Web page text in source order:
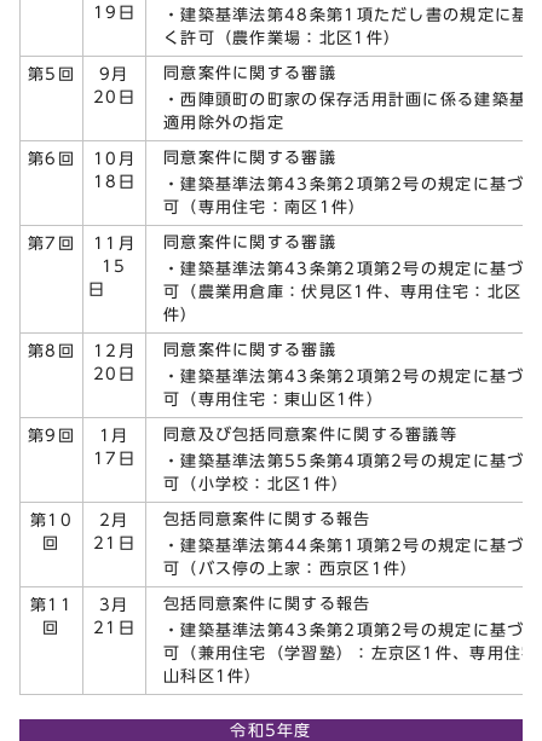
19日
・建築基準法第48条第1項ただし書の規定に基
く許可（農作業場：北区1件）
第5回
9月
20日
同意案件に関する審議
・西陣頭町の町家の保存活用計画に係る建築基
適用除外の指定
第6回
10月
18日
同意案件に関する審議
・建築基準法第43条第2項第2号の規定に基づ
可（専用住宅：南区1件）
第7回
11月
15
日
同意案件に関する審議
・建築基準法第43条第2項第2号の規定に基づ
可（農業用倉庫：伏見区1件、専用住宅：北区1
件）
第8回
12月
20日
同意案件に関する審議
・建築基準法第43条第2項第2号の規定に基づ
可（専用住宅：東山区1件）
第9回
1月
17日
同意及び包括同意案件に関する審議等
・建築基準法第55条第4項第2号の規定に基づ
可（小学校：北区1件）
第10
回
2月
21日
包括同意案件に関する報告
・建築基準法第44条第1項第2号の規定に基づ
可（バス停の上家：西京区1件）
第11
回
3月
21日
包括同意案件に関する報告
・建築基準法第43条第2項第2号の規定に基づ
可（兼用住宅（学習塾）：左京区1件、専用住宅
山科区1件）
令和5年度